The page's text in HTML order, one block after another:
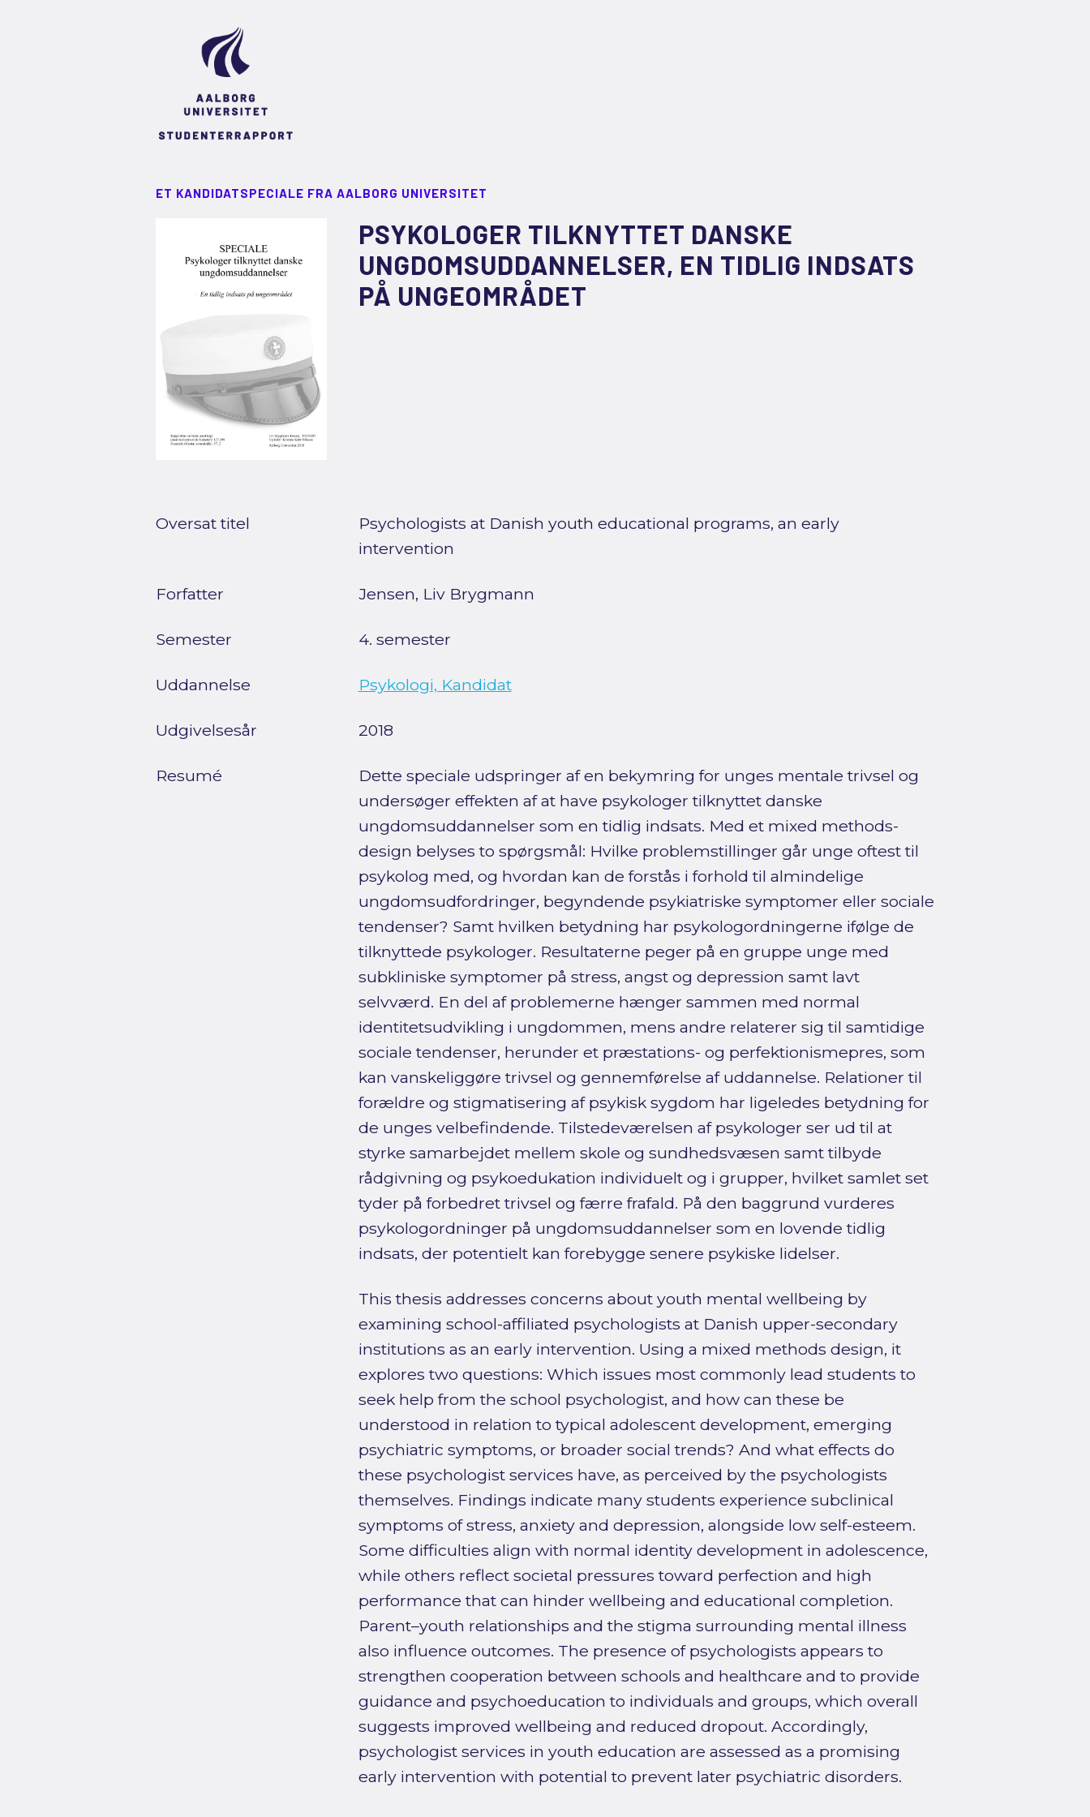
ET KANDIDATSPECIALE FRA AALBORG UNIVERSITET
PSYKOLOGER TILKNYTTET DANSKE
UNGDOMSUDDANNELSER, EN TIDLIG INDSATS
PÅ UNGEOMRÅDET
Oversat titel
Psychologists at Danish youth educational programs, an early
intervention
Forfatter Jensen, Liv Brygmann
Semester 4. semester
Uddannelse Psykologi, Kandidat
Udgivelsesår 2018
Resumé
Dette speciale udspringer af en bekymring for unges mentale trivsel og
undersøger effekten af at have psykologer tilknyttet danske
ungdomsuddannelser som en tidlig indsats. Med et mixed methods-
design belyses to spørgsmål: Hvilke problemstillinger går unge oftest til
psykolog med, og hvordan kan de forstås i forhold til almindelige
ungdomsudfordringer, begyndende psykiatriske symptomer eller sociale
tendenser? Samt hvilken betydning har psykologordningerne ifølge de
tilknyttede psykologer. Resultaterne peger på en gruppe unge med
subkliniske symptomer på stress, angst og depression samt lavt
selvværd. En del af problemerne hænger sammen med normal
identitetsudvikling i ungdommen, mens andre relaterer sig til samtidige
sociale tendenser, herunder et præstations- og perfektionismepres, som
kan vanskeliggøre trivsel og gennemførelse af uddannelse. Relationer til
forældre og stigmatisering af psykisk sygdom har ligeledes betydning for
de unges velbefindende. Tilstedeværelsen af psykologer ser ud til at
styrke samarbejdet mellem skole og sundhedsvæsen samt tilbyde
rådgivning og psykoedukation individuelt og i grupper, hvilket samlet set
tyder på forbedret trivsel og færre frafald. På den baggrund vurderes
psykologordninger på ungdomsuddannelser som en lovende tidlig
indsats, der potentielt kan forebygge senere psykiske lidelser.
This thesis addresses concerns about youth mental wellbeing by
examining school-affiliated psychologists at Danish upper-secondary
institutions as an early intervention. Using a mixed methods design, it
explores two questions: Which issues most commonly lead students to
seek help from the school psychologist, and how can these be
understood in relation to typical adolescent development, emerging
psychiatric symptoms, or broader social trends? And what effects do
these psychologist services have, as perceived by the psychologists
themselves. Findings indicate many students experience subclinical
symptoms of stress, anxiety and depression, alongside low self-esteem.
Some difficulties align with normal identity development in adolescence,
while others reflect societal pressures toward perfection and high
performance that can hinder wellbeing and educational completion.
Parent–youth relationships and the stigma surrounding mental illness
also influence outcomes. The presence of psychologists appears to
strengthen cooperation between schools and healthcare and to provide
guidance and psychoeducation to individuals and groups, which overall
suggests improved wellbeing and reduced dropout. Accordingly,
psychologist services in youth education are assessed as a promising
early intervention with potential to prevent later psychiatric disorders.